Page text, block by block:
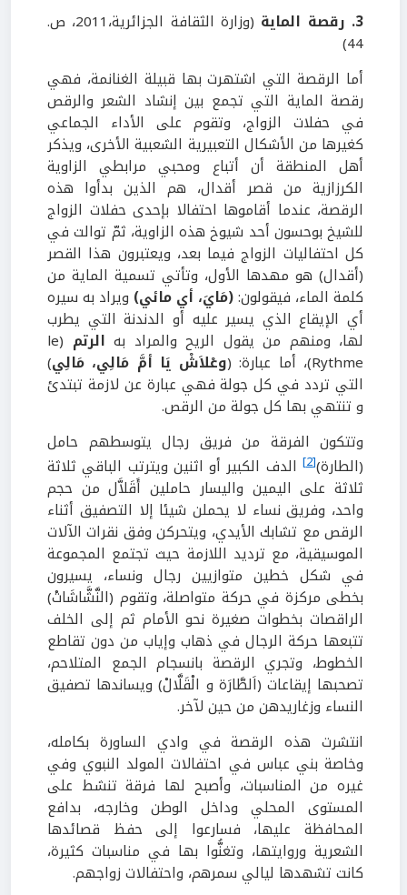
3. رقصة الماية
(وزارة الثقافة الجزائرية،2011، ص.
44)
أما الرقصة التي اشتهرت بها قبيلة الغنانمة، فهي
رقصة الماية التي تجمع بين إنشاد الشعر والرقص
في حفلات الزواج، وتقوم على الأداء الجماعي
كغيرها من الأشكال التعبيرية الشعبية الأخرى، ويذكر
أهل المنطقة أن أتباع ومحبي مرابطي الزاوية
الكرزازية من قصر أقدال، هم الذين بدأوا هذه
الرقصة، عندما أقاموها احتفالا بإحدى حفلات الزواج
للشيخ بوحسون أحد شيوخ هذه الزاوية، ثمّ توالت في
كل احتفاليات الزواج فيما بعد، ويعتبرون هذا القصر
(أقدال) هو مهدها الأول، وتأتي تسمية الماية من
كلمة الماء، فيقولون:(مَايَ، أي مائي) ويراد به سيره
أي الإيقاع الذي يسير عليه أو الدندنة التي يطرب
لها، ومنهم من يقول الريح والمراد به الرتم
(le
Rythme)، أما عبارة: (
وعْلاَشْ يَا أمَّ مَالِي، مَالِي)
التي تردد في كل جولة فهي عبارة عن لازمة تبتدئ
و تنتهي بها كل جولة من الرقص.
وتتكون الفرقة من فريق رجال يتوسطهم حامل
(الطارة)[2]
الدف الكبير أو اثنين ويترتب الباقي ثلاثة
ثلاثة على اليمين واليسار حاملين أَقَلاَّل من حجم
واحد، وفريق نساء لا يحملن شيئا إلا التصفيق أثناء
الرقص مع تشابك الأيدي، ويتحركن وفق نقرات الآلات
الموسيقية، مع ترديد اللازمة حيث تجتمع المجموعة
في شكل خطين متوازيين رجال ونساء، يسيرون
بخطى مركزة في حركة متواصلة، وتقوم (النَّشَّاشَاتْ)
الراقصات بخطوات صغيرة نحو الأمام ثم إلى الخلف
تتبعها حركة الرجال في ذهاب وإياب من دون تقاطع
الخطوط، وتجري الرقصة بانسجام الجمع المتلاحم،
تصحبها إيقاعات (اَلطَّارَة و الْقَلَّالْ) ويساندها تصفيق
النساء وزغاريدهن من حين لآخر.
انتشرت هذه الرقصة في وادي الساورة بكامله،
وخاصة بني عباس في احتفالات المولد النبوي وفي
غيره من المناسبات، وأصبح لها فرقة تنشط على
المستوى المحلي وداخل الوطن وخارجه، بدافع
المحافظة عليها، فسارعوا إلى حفظ قصائدها
الشعرية وروايتها، وتغنُّوا بها في مناسبات كثيرة،
كانت تشهدها ليالي سمرهم، واحتفالات زواجهم.